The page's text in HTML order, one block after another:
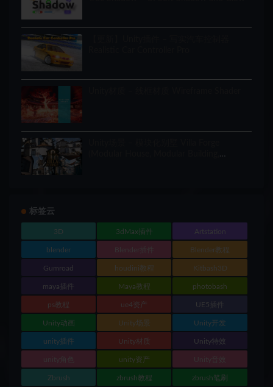
标签云
3D 3dMax插件 Artstation
blender Blender插件 Blender教程
Gumroad houdini教程 Kitbash3D
maya插件 Maya教程 photobash
ps教程 ue4资产 UE5插件
Unity动画 Unity场景 Unity开发
unity插件 Unity材质 Unity特效
unity角色 unity资产 Unity音效
Zbrush zbrush教程 zbrush笔刷